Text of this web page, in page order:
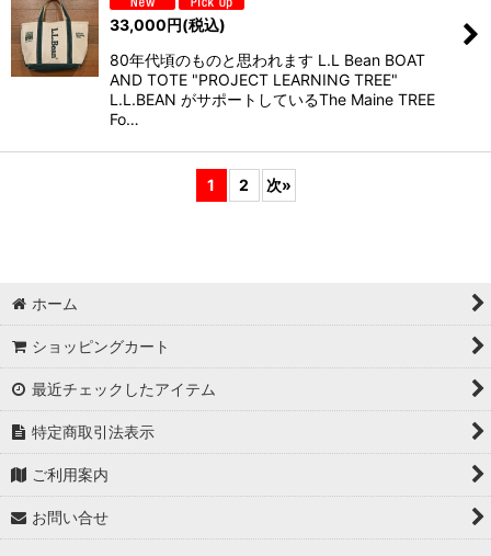
33,000円(税込)
80年代頃のものと思われます L.L Bean BOAT
AND TOTE "PROJECT LEARNING TREE"
L.L.BEAN がサポートしているThe Maine TREE
Fo…
1 2 次»
ホーム
ショッピングカート
最近チェックしたアイテム
特定商取引法表示
ご利用案内
お問い合せ